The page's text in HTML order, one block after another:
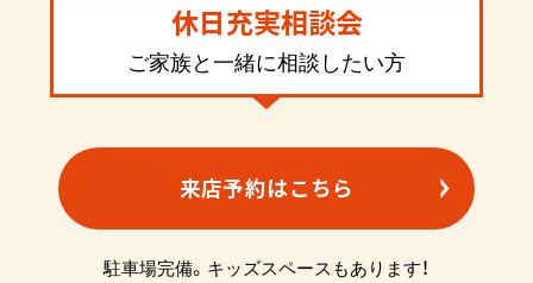
休日充実相談会
ご家族と一緒に相談したい方
来店予約はこちら
駐車場完備。キッズスペースもあります！